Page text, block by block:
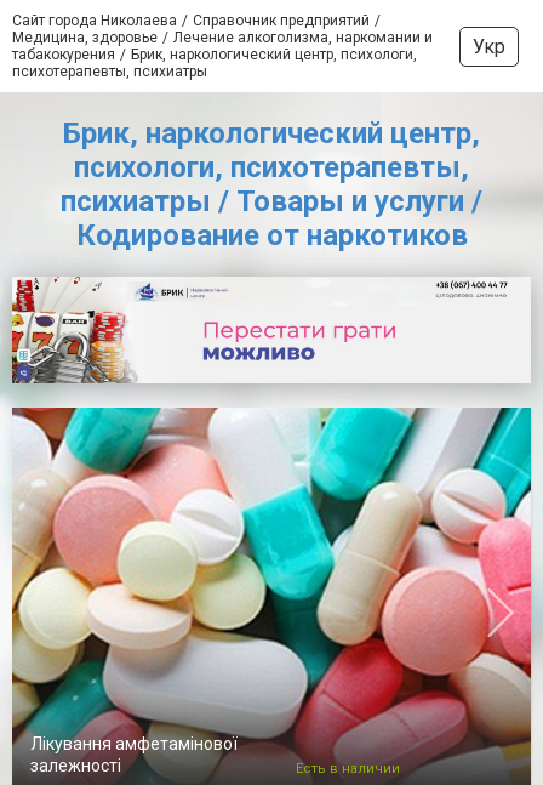
Сайт города Николаева
Справочник предприятий
Медицина, здоровье
Лечение алкоголизма, наркомании и
табакокурения
Брик, наркологический центр, психологи,
психотерапевты, психиатры
Укр
Брик, наркологический центр,
психологи, психотерапевты,
психиатры / Товары и услуги /
Кодирование от наркотиков
Лікування амфетамінової
залежності
Есть в наличии